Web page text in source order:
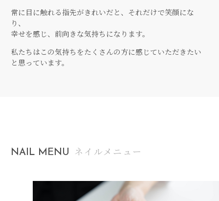
常に目に触れる指先がきれいだと、それだけで笑顔にな
り、
幸せを感じ、前向きな気持ちになります。
私たちはこの気持ちをたくさんの方に感じていただきたい
と思っています。
NAIL MENU ネイルメニュー